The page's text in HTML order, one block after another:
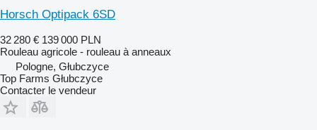
Horsch Optipack 6SD
32 280 € 139 000 PLN
Rouleau agricole - rouleau à anneaux
Pologne, Głubczyce
Top Farms Głubczyce
Contacter le vendeur